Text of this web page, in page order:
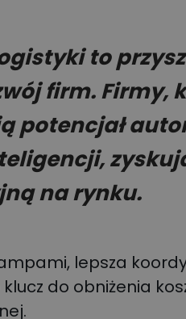
to
firm. Firmy,
potencjał
na rynku.
lepsza
do obniżenia